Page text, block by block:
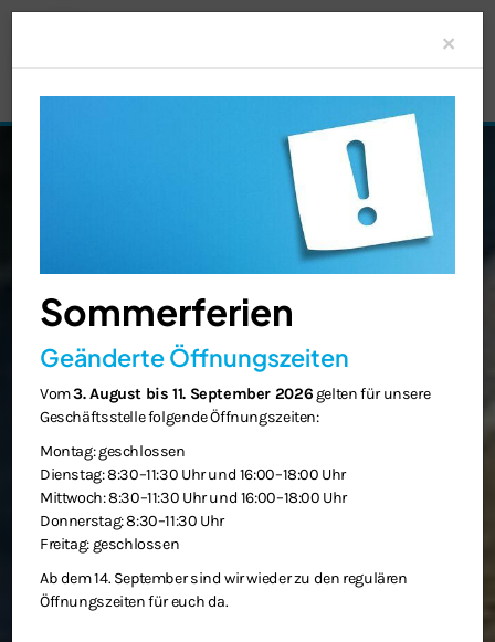
×
Sommerferien
Geänderte Öffnungszeiten
Vom3. August bis 11. September 2026 gelten für unsere
Geschäftsstelle folgende Öffnungszeiten:
Montag: geschlossen
Dienstag: 8:30–11:30 Uhr und 16:00–18:00 Uhr
Mittwoch: 8:30–11:30 Uhr und 16:00–18:00 Uhr
Donnerstag: 8:30–11:30 Uhr
Freitag: geschlossen
Ab dem 14. September sind wir wieder zu den regulären
Öffnungszeiten für euch da.